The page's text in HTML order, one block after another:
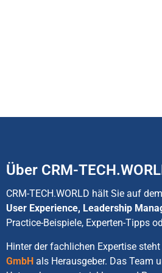
Über CRM-
CRM-TECH.WORLD hält Sie auf
User Experience, Leadership
Practice-Beispiele, Experten-Tipps
Hinter der fachlichen Expertise
GmbHals Herausgeber. Das Team